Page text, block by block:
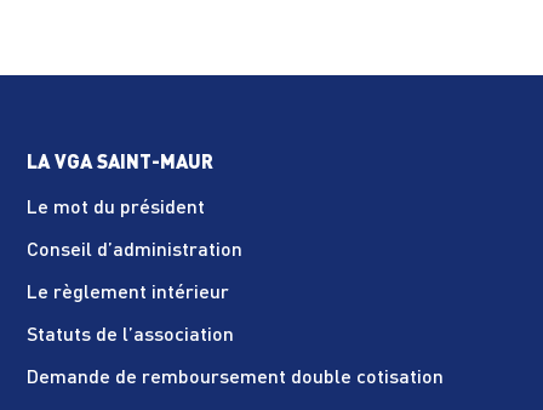
LA VGA SAINT-MAUR
Le mot du président
Conseil d’administration
Le règlement intérieur
Statuts de l’association
Demande de remboursement double cotisation